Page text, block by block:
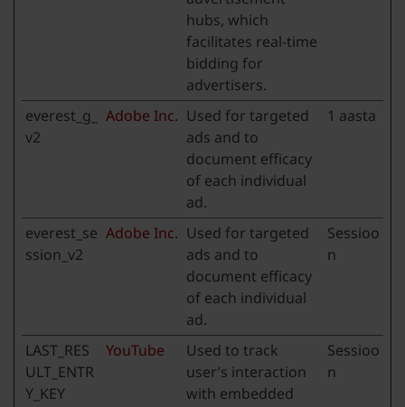
hubs, which
facilitates real-time
bidding for
advertisers.
everest_g_
v2
Adobe Inc. Used for targeted
ads and to
document efficacy
of each individual
ad.
1 aasta
everest_se
ssion_v2
Adobe Inc. Used for targeted
ads and to
document efficacy
of each individual
ad.
Sessioo
n
LAST_RES
ULT_ENTR
Y_KEY
YouTube
Used to track
user’s interaction
with embedded
Sessioo
n